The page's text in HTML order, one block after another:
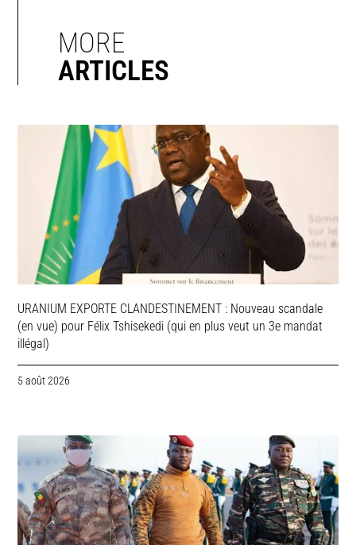
MORE
ARTICLES
URANIUM EXPORTE CLANDESTINEMENT : Nouveau scandale
(en vue) pour Félix Tshisekedi (qui en plus veut un 3e mandat
illégal)
5 août 2026